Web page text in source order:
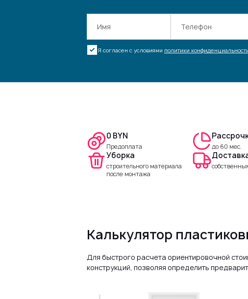
Я согласен с условиями политики
0 BYN
Предоплата до 60 мес.
Уборка
строительного материала
после монтажа
Калькулятор
Для быстрого расчета ориентировочной
конструкций, позволяя определить